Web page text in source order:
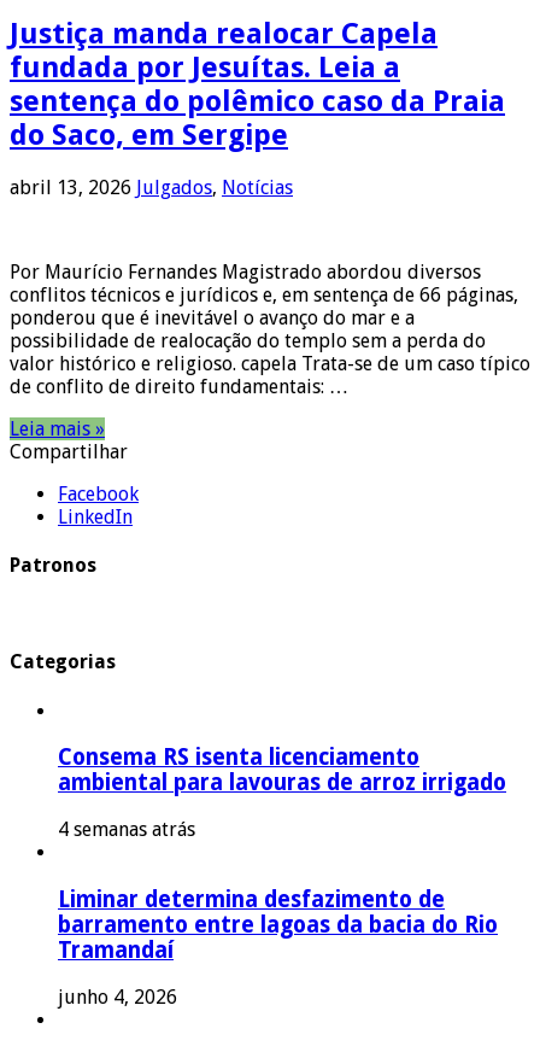
Justiça manda realocar Capela
fundada por Jesuítas. Leia a
sentença do polêmico caso da Praia
do Saco, em Sergipe
abril 13, 2026 Julgados, Notícias
Por Maurício Fernandes Magistrado abordou diversos
conflitos técnicos e jurídicos e, em sentença de 66 páginas,
ponderou que é inevitável o avanço do mar e a
possibilidade de realocação do templo sem a perda do
valor histórico e religioso. capela Trata-se de um caso típico
de conflito de direito fundamentais: …
Leia mais »
Compartilhar
Facebook
LinkedIn
Patronos
Categorias
Consema RS isenta licenciamento
ambiental para lavouras de arroz irrigado
4 semanas atrás
Liminar determina desfazimento de
barramento entre lagoas da bacia do Rio
Tramandaí
junho 4, 2026